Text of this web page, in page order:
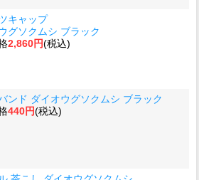
キャップ
グソクムシ ブラック
2,860円(税込)
ンド ダイオウグソクムシ ブラック
440円(税込)